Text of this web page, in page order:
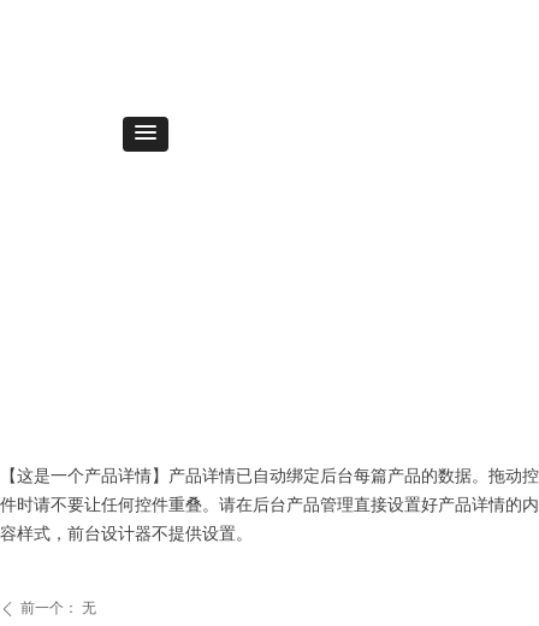
ꄴ 前一个： 无
【这是一个产品详情】产品详情已自动绑定后台每篇产品的数据。拖动控
件时请不要让任何控件重叠。请在后台产品管理直接设置好产品详情的内
容样式，前台设计器不提供设置。